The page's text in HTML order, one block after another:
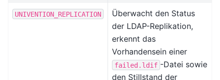
UNIVENTION_REPLICATION
Überwacht den Status
der LDAP-Replikation,
erkennt das
Vorhandensein einer
failed.ldif -Datei sowie
den Stillstand der